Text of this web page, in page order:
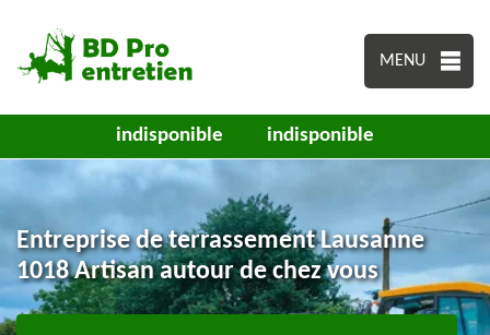
MENU
indisponible indisponible
Entreprise de terrassement Lausanne
1018 Artisan autour de chez vous